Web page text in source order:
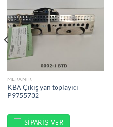
MEKANIK
KBA Çıkış yan toplayıcı
P9755732
SIPARIŞ VER